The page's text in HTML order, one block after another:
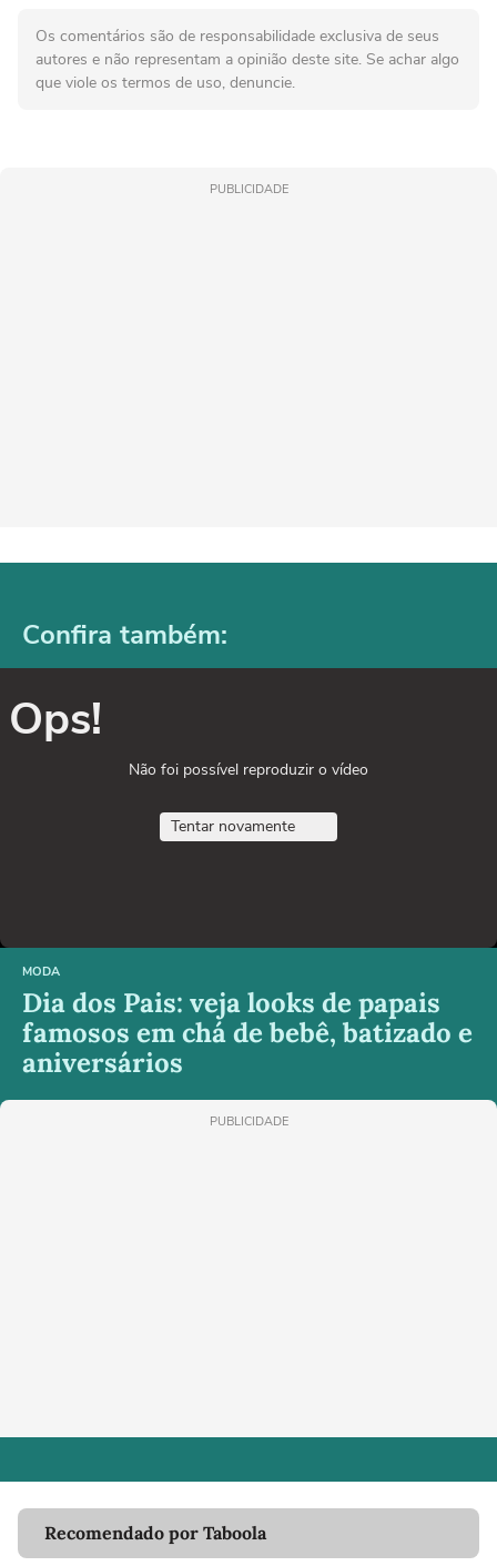
Os comentários são de responsabilidade exclusiva de seus
autores e não representam a opinião deste site. Se achar algo
que viole os termos de uso, denuncie.
PUBLICIDADE
Confira também:
Ops!
Não foi possível reproduzir o vídeo
Tentar novamente
MODA
Dia dos Pais: veja looks de papais
famosos em chá de bebê, batizado e
aniversários
PUBLICIDADE
Recomendado por Taboola